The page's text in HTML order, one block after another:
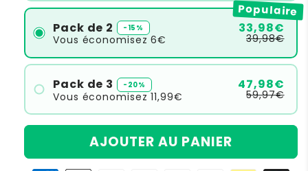
Populaire
Pack de 2 -15%
Vous économisez6€
33,98€
39,98€
Pack de 3 -20%
Vous économisez11,99€
47,98€
59,97€
AJOUTER AU PANIER